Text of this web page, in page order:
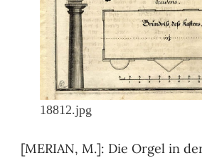
18812.jpg
[MERIAN, M.]: Die Orgel in